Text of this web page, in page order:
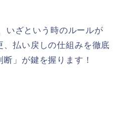
いざという時のルールが
払い戻しの仕組みを徹底
」が鍵を握ります！